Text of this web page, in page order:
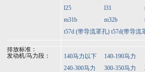
l25
l31
m31b
m32b
t57d (带导流罩孔) t57d(带导流
排放标准：
发动机/马力段：
140马力以下 140-190马力
240-300马力
300-350马力